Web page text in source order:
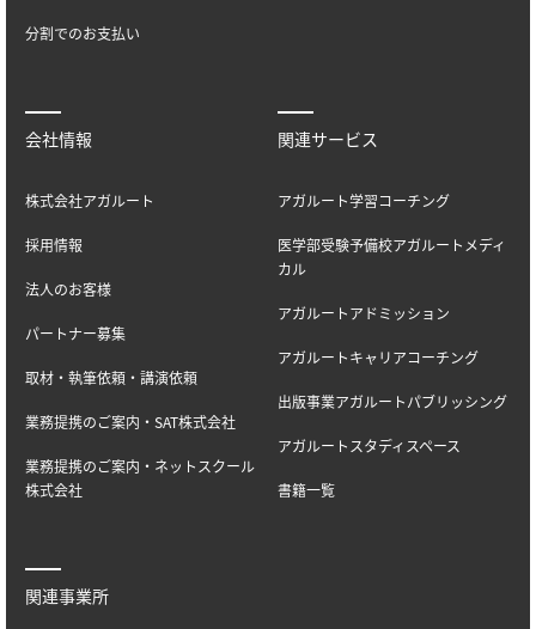
分割でのお支払い
会社情報
株式会社アガルート
採用情報
法人のお客様
パートナー募集
取材・執筆依頼・講演依頼
業務提携のご案内・SAT株式会社
業務提携のご案内・ネットスクール
株式会社
関連サービス
アガルート学習コーチング
医学部受験予備校アガルートメディ
カル
アガルートアドミッション
アガルートキャリアコーチング
出版事業アガルートパブリッシング
アガルートスタディスペース
書籍一覧
関連事業所